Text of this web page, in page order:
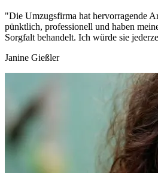
"Die Umzugsfirma hat hervorragende
pünktlich, professionell und haben
Sorgfalt behandelt. Ich würde sie
Janine Gießler